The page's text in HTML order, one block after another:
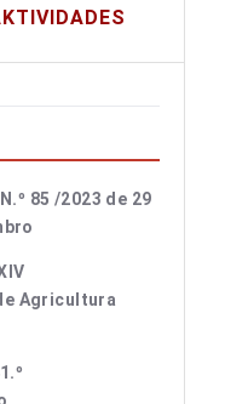
85 /2023 de 29
Agricultura